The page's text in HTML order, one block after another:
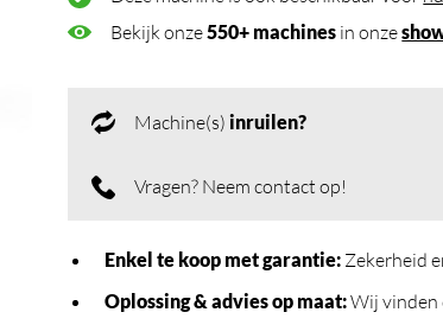
Bekijk onze550+ machines in onze
Machine(s) inruilen?
Vragen? Neem contact op!
Enkel te koop met garantie: Zekerheid
Oplossing & advies op maat:Wij vinden